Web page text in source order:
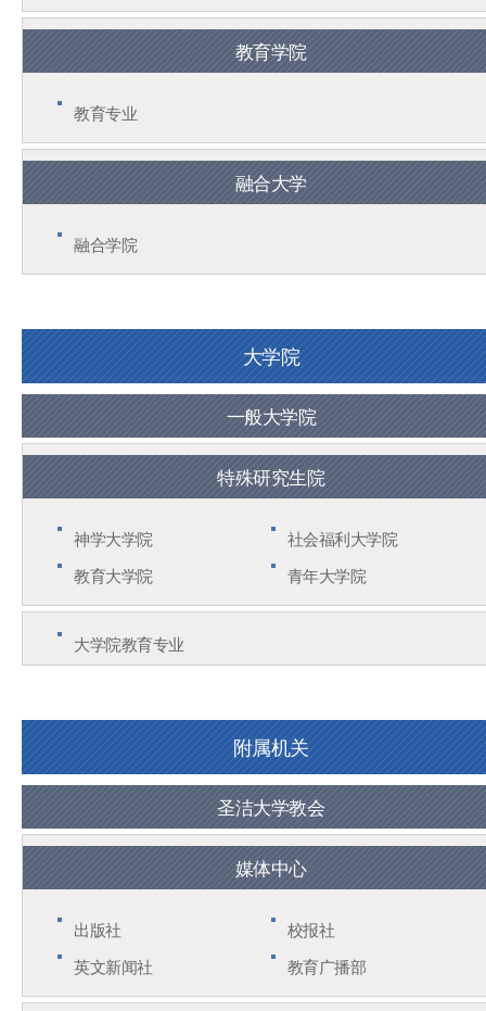
教育学院
教育专业
融合大学
融合学院
大学院
一般大学院
特殊研究生院
神学大学院
社会福利大学院
教育大学院
青年大学院
大学院教育专业
附属机关
圣洁大学教会
媒体中心
出版社
校报社
英文新闻社
教育广播部